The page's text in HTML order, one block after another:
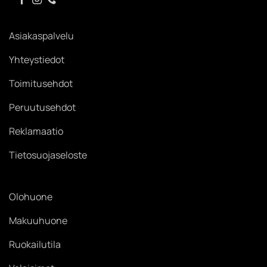
Asiakaspalvelu
Yhteystiedot
Toimitusehdot
Peruutusehdot
Reklamaatio
Tietosuojaseloste
Olohuone
Makuuhuone
Ruokailutila